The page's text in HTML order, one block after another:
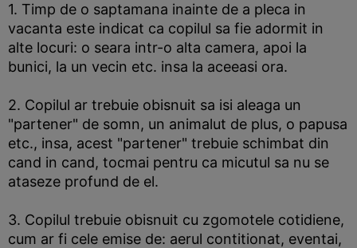
1. Timp de o saptamana inainte de a pleca in
vacanta este indicat ca copilul sa fie adormit in
alte locuri: o seara intr-o alta camera, apoi la
bunici, la un vecin etc. insa la aceeasi ora.
2. Copilul ar trebuie obisnuit sa isi aleaga un
"partener" de somn, un animalut de plus, o papusa
etc., insa, acest "partener" trebuie schimbat din
cand in cand, tocmai pentru ca micutul sa nu se
ataseze profund de el.
3. Copilul trebuie obisnuit cu zgomotele cotidiene,
cum ar fi cele emise de: aerul contitionat, eventai,